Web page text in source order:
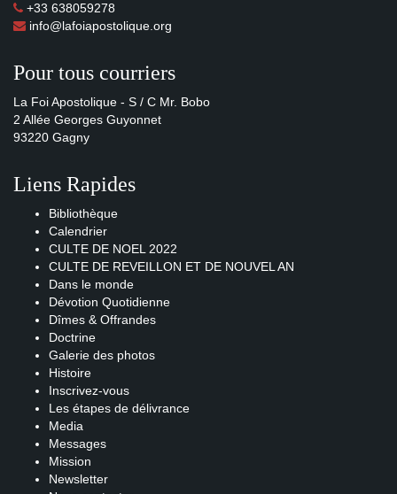
+33 638059278
info@lafoiapostolique.org
Pour tous courriers
La Foi Apostolique - S / C Mr. Bobo
2 Allée Georges Guyonnet
93220 Gagny
Liens Rapides
Bibliothèque
Calendrier
CULTE DE NOEL 2022
CULTE DE REVEILLON ET DE NOUVEL AN
Dans le monde
Dévotion Quotidienne
Dîmes & Offrandes
Doctrine
Galerie des photos
Histoire
Inscrivez-vous
Les étapes de délivrance
Media
Messages
Mission
Newsletter